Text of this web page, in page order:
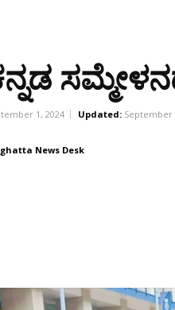
1, 2024 Updated: September
News Desk